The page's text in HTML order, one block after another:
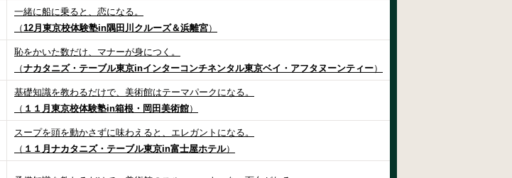
一緒に船に乗ると、恋になる。
（12月東京校体験塾in隅田川クルーズ＆浜離宮）
恥をかいた数だけ、マナーが身につく。
（ナカタニズ・テーブル東京inインターコンチネンタル東京ベイ・アフタヌーンティー）
基礎知識を教わるだけで、美術館はテーマパークになる。
（ １１月東京校体験塾in箱根・岡田美術館）
スープを頭を動かさずに味わえると、エレガントになる。
（ １１月ナカタニズ・テーブル東京in富士屋ホテル）